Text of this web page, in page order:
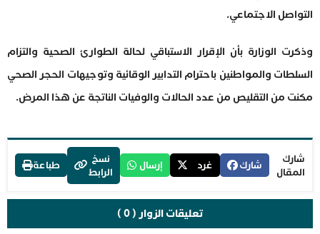
التواصل الاجتماعي.
وذكرت الوزارة بأن الإقرار الاستباقي لحالة الطوارئ الصحية والتزام
السلطات والمواطنين باحترام التدابير الوقائية وتوجيهات الحجر الصحي
مكنت من التقليص من عدد الحالات والوفيات الناتجة عن هذا المرض.
شارك
المقال
شارك غرد إرسال
نسخ
الرابط
طباعة
تعليقات الزوار ( 0 )